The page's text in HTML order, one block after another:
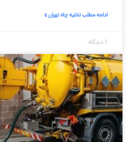
ادامه مطلب تخلیه چاه تهران »
5 دیدگاه